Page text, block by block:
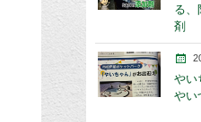
る、
剤
や
やい